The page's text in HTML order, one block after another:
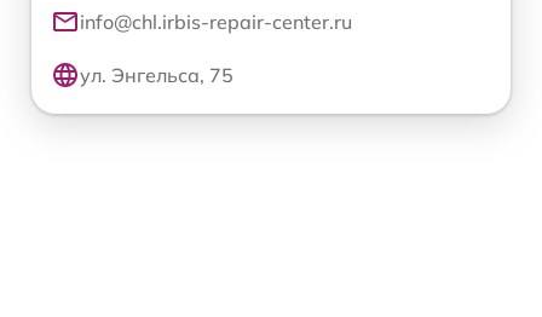
info@chl.irbis-repair-center.ru
ул. Энгельса, 75